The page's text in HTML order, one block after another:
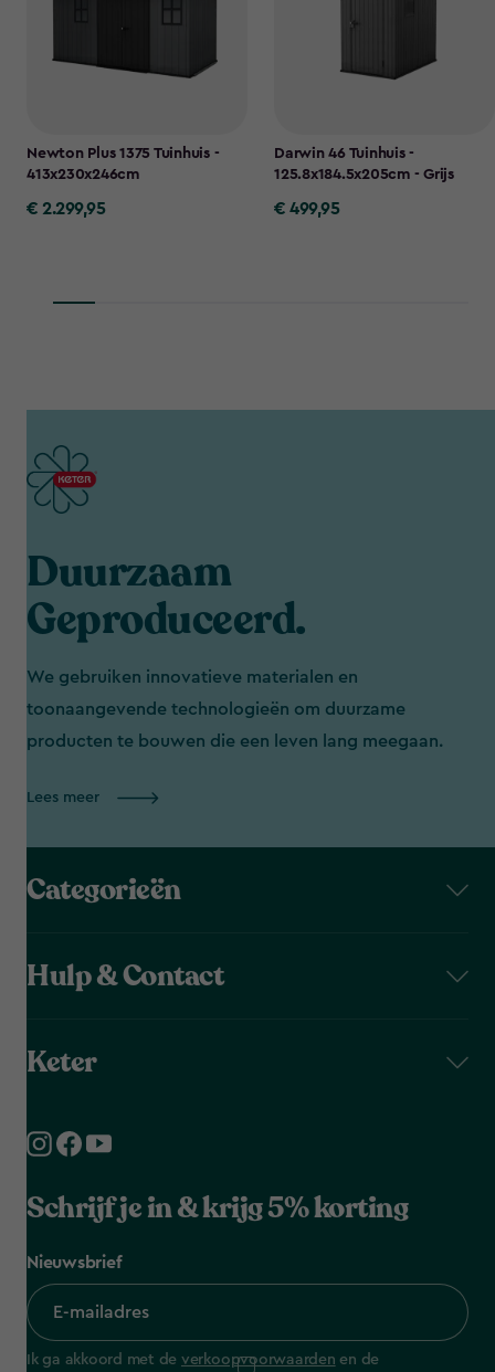
Newton Plus 1375 Tuinhuis -
413x230x246cm
€
€ 2.299,95
Darwin 46 Tuinhuis -
125.8x184.5x205cm - Grijs
€
€ 499,95
Duurzaam
Geproduceerd.
We gebruiken innovatieve materialen en
toonaangevende technologieën om duurzame
producten te bouwen die een leven lang meegaan.
Lees meer
Categorieën
Hulp & Contact
Keter
Schrijf je in & krijg 5% korting
Nieuwsbrief
Ik ga akkoord met de verkoopvoorwaarden en de